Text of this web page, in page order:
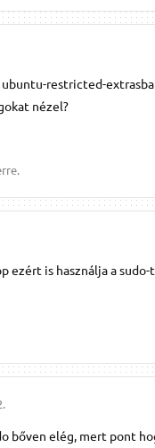
restricted-
nézel?
ezért is használja a sudo-
bőven elég, mert pont